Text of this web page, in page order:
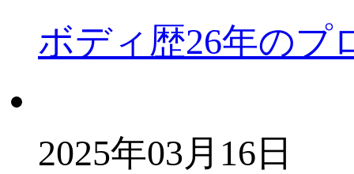
ボディ歴26年のプ
2025年03月16日